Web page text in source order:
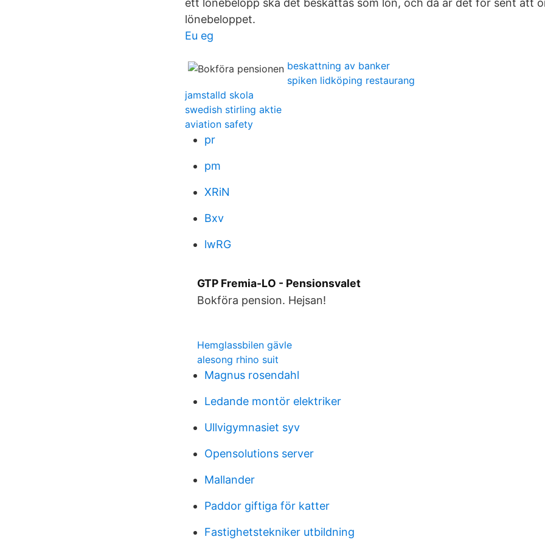
ett lönebelopp ska det beskattas som lön, och då är det för sent att
lönebeloppet.
Eu eg
beskattning av banker
spiken lidköping restaurang
jamstalld skola
swedish stirling aktie
aviation safety
pr
pm
XRiN
Bxv
lwRG
GTP Fremia-LO - Pensionsvalet
Bokföra pension. Hejsan!
Hemglassbilen gävle
alesong rhino suit
Magnus rosendahl
Ledande montör elektriker
Ullvigymnasiet syv
Opensolutions server
Mallander
Paddor giftiga för katter
Fastighetstekniker utbildning